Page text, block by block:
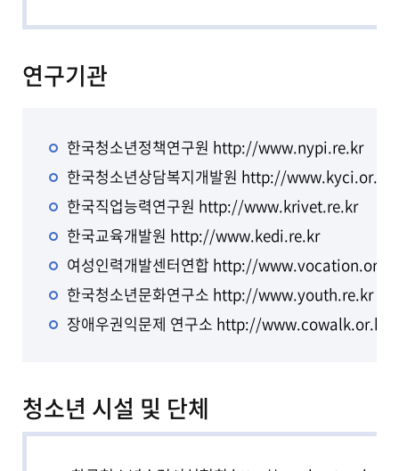
연구기관
한국청소년정책연구원 http://www.nypi.re.kr
한국청소년상담복지개발원 http://www.kyci.or.kr
한국직업능력연구원 http://www.krivet.re.kr
한국교육개발원 http://www.kedi.re.kr
여성인력개발센터연합 http://www.vocation.or.kr
한국청소년문화연구소 http://www.youth.re.kr
장애우권익문제 연구소 http://www.cowalk.or.kr
청소년 시설 및 단체